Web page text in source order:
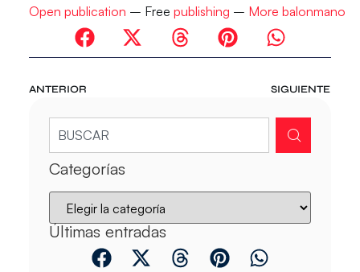
Open publication – Free publishing – More balonmano
ANTERIOR SIGUIENTE
Categorías
Últimas entradas